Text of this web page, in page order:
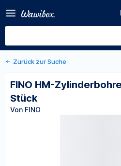
ISO-ø 010, 6 Stück
Von FINO
Zurück zur Suche
FINO HM-
Stück
Von FINO